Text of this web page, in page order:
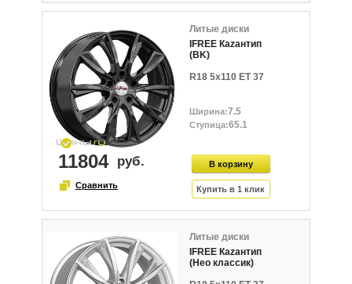
Литые диски
IFREE Каzантип
(BK)
R18 5x110 ET 37
7.5
65.1
11804
Литые диски
IFREE Каzантип
(Нео классик)